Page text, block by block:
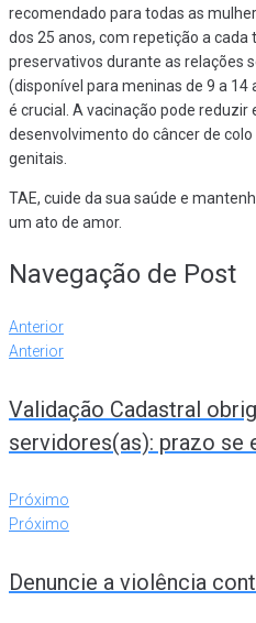
recomendado para todas as
dos 25 anos, com repetição a cada
preservativos durante as relações
(disponível para meninas de 9 a 14
é crucial. A vacinação pode reduzir
desenvolvimento do câncer de
genitais.
TAE, cuide da sua saúde e
um ato de amor.
Navegação de Post
Anterior
Anterior
Validação Cadastral
servidores(as): prazo se
Próximo
Próximo
Denuncie a violência